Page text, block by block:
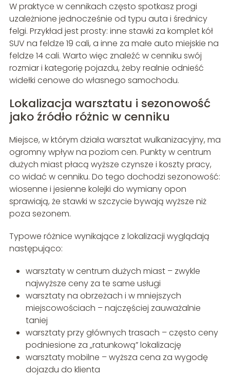
W praktyce w cennikach często spotkasz progi
uzależnione jednocześnie od typu auta i średnicy
felgi. Przykład jest prosty: inne stawki za komplet kół
SUV na feldze 19 cali, a inne za małe auto miejskie na
feldze 14 cali. Warto więc znaleźć w cenniku swój
rozmiar i kategorię pojazdu, żeby realnie odnieść
widełki cenowe do własnego samochodu.
Lokalizacja warsztatu i sezonowość
jako źródło różnic w cenniku
Miejsce, w którym działa warsztat wulkanizacyjny, ma
ogromny wpływ na poziom cen. Punkty w centrum
dużych miast płacą wyższe czynsze i koszty pracy,
co widać w cenniku. Do tego dochodzi sezonowość:
wiosenne i jesienne kolejki do wymiany opon
sprawiają, że stawki w szczycie bywają wyższe niż
poza sezonem.
Typowe różnice wynikające z lokalizacji wyglądają
następująco:
warsztaty w centrum dużych miast – zwykle
najwyższe ceny za te same usługi
warsztaty na obrzeżach i w mniejszych
miejscowościach – najczęściej zauważalnie
taniej
warsztaty przy głównych trasach – często ceny
podniesione za „ratunkową” lokalizację
warsztaty mobilne – wyższa cena za wygodę
dojazdu do klienta